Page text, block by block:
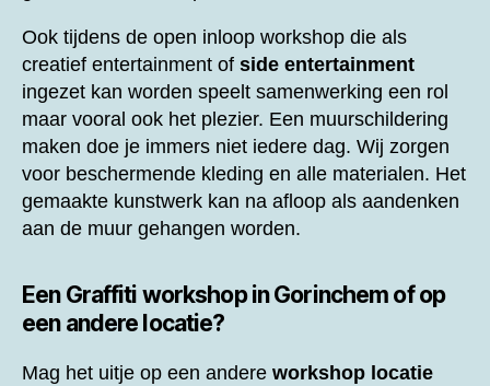
Ook tijdens de open inloop workshop die als
creatief entertainment of side entertainment
ingezet kan worden speelt samenwerking een rol
maar vooral ook het plezier. Een muurschildering
maken doe je immers niet iedere dag. Wij zorgen
voor beschermende kleding en alle materialen. Het
gemaakte kunstwerk kan na afloop als aandenken
aan de muur gehangen worden.
Een Graffiti workshop in Gorinchem of op
een andere locatie?
Mag het uitje op een andere workshop locatie